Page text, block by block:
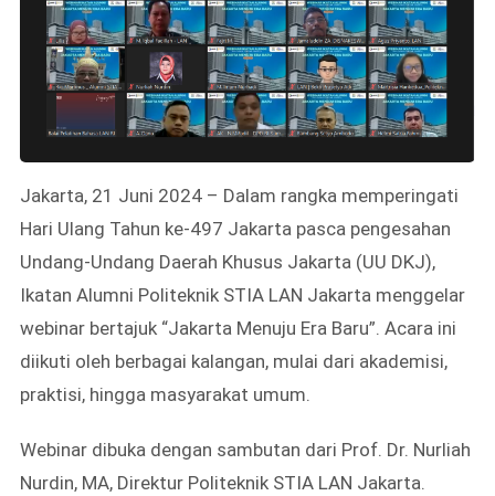
Jakarta, 21 Juni 2024 – Dalam rangka memperingati
Hari Ulang Tahun ke-497 Jakarta pasca pengesahan
Undang-Undang Daerah Khusus Jakarta (UU DKJ),
Ikatan Alumni Politeknik STIA LAN Jakarta menggelar
webinar bertajuk “Jakarta Menuju Era Baru”. Acara ini
diikuti oleh berbagai kalangan, mulai dari akademisi,
praktisi, hingga masyarakat umum.
Webinar dibuka dengan sambutan dari Prof. Dr. Nurliah
Nurdin, MA, Direktur Politeknik STIA LAN Jakarta.